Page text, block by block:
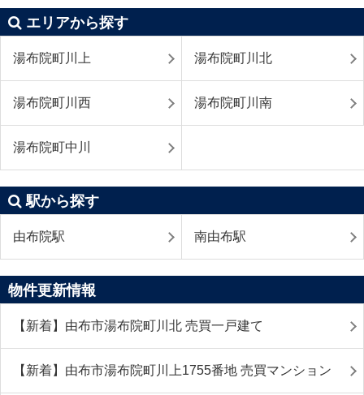
エリアから探す
湯布院町川上 湯布院町川北
湯布院町川西 湯布院町川南
湯布院町中川
駅から探す
由布院駅 南由布駅
物件更新情報
【新着】由布市湯布院町川北 売買一戸建て
【新着】由布市湯布院町川上1755番地 売買マンション